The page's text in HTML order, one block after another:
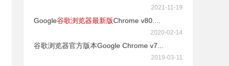
2021-11-19
Google谷歌浏览器最新版Chrome v80....
2020-02-14
谷歌浏览器官方版本Google Chrome v7...
2019-03-11